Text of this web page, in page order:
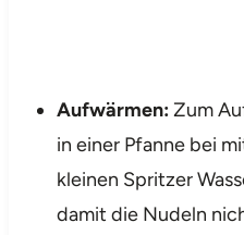
Aufwärmen:Zum
in einer Pfanne bei
kleinen Spritzer
damit die Nudeln